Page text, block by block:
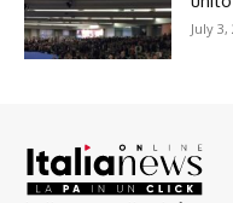
July 3,